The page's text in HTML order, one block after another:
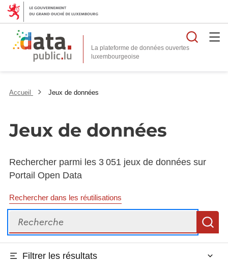
La plateforme de données ouvertes
Accueil Jeux de données
Jeux de données
Rechercher parmi les 3 051 jeux de données sur
Portail Open Data
Rechercher dans les réutilisations
Recherche
Filtrer les résultats